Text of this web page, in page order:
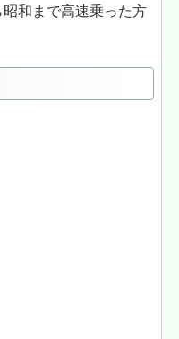
和まで高速乗った方